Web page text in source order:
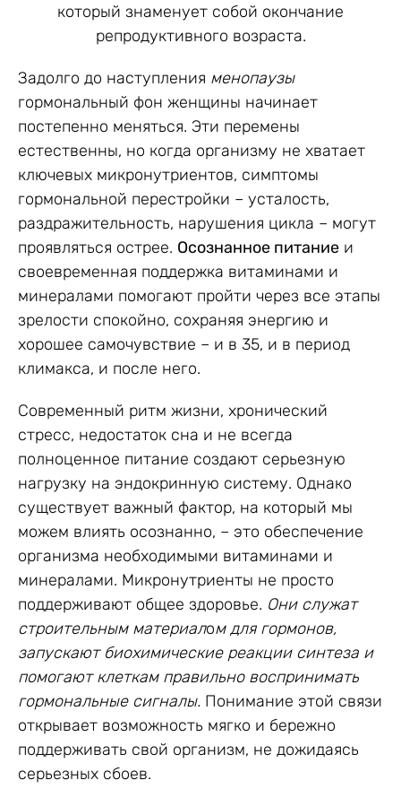
который знаменует собой окончание
репродуктивного возраста.
Задолго до наступления менопаузы
гормональный фон женщины начинает
постепенно меняться. Эти перемены
естественны, но когда организму не хватает
ключевых микронутриентов, симптомы
гормональной перестройки – усталость,
раздражительность, нарушения цикла – могут
проявляться острее. Осознанное питание и
своевременная поддержка витаминами и
минералами помогают пройти через все этапы
зрелости спокойно, сохраняя энергию и
хорошее самочувствие – и в 35, и в период
климакса, и после него.
Современный ритм жизни, хронический
стресс, недостаток сна и не всегда
полноценное питание создают серьезную
нагрузку на эндокринную систему. Однако
существует важный фактор, на который мы
можем влиять осознанно, – это обеспечение
организма необходимыми витаминами и
минералами. Микронутриенты не просто
поддерживают общее здоровье. Они служат
строительным материалом для гормонов,
запускают биохимические реакции синтеза и
помогают клеткам правильно воспринимать
гормональные сигналы. Понимание этой связи
открывает возможность мягко и бережно
поддерживать свой организм, не дожидаясь
серьезных сбоев.